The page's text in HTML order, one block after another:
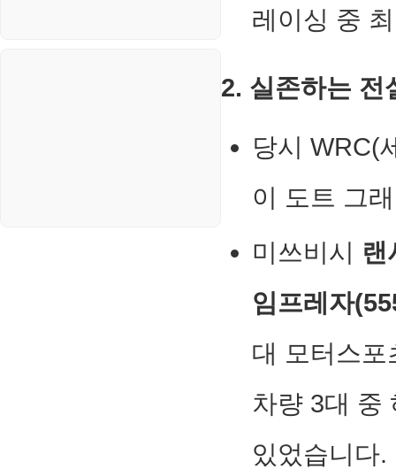
레이싱 중
2. 실존하는 전
당시 WRC(
이 도트 그
미쓰비시 랜
임프레자
대 모터스포
차량 3대 중
있었습니다.